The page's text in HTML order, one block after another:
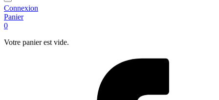
Connexion
Panier
0
Votre panier est vide.